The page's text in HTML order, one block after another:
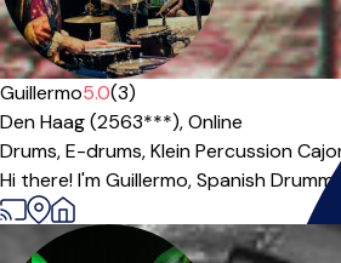
Guillermo5.0(3)
Den Haag (2563***),Online
Drums,E-drums,Klein Percussion
Hi there! I'm Guillermo, Spanish